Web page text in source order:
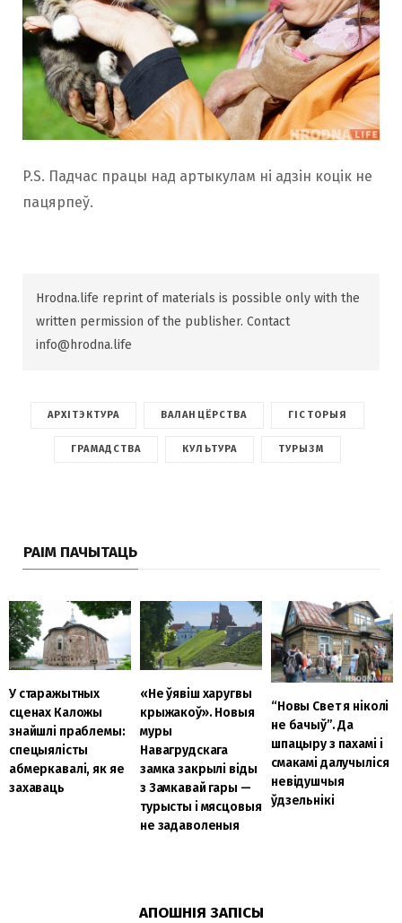
P.S. Падчас працы над артыкулам ні адзін коцік не
пацярпеў.
Hrodna.life reprint of materials is possible only with the
written permission of the publisher. Contact
info@hrodna.life
АРХІТЭКТУРА ВАЛАНЦЁРСТВА ГІСТОРЫЯ
ГРАМАДСТВА КУЛЬТУРА ТУРЫЗМ
РАІМ ПАЧЫТАЦЬ
У старажытных
сценах Каложы
знайшлі праблемы:
спецыялісты
абмеркавалі, як яе
захаваць
«Не ўявіш харугвы
крыжакоў». Новыя
муры
Навагрудскага
замка закрылі віды
з Замкавай гары —
турысты і мясцовыя
не задаволеныя
“Новы Свет я ніколі
не бачыў”. Да
шпацыру з пахамі і
смакамі далучыліся
невідушчыя
ўдзельнікі
АПОШНІЯ ЗАПІСЫ